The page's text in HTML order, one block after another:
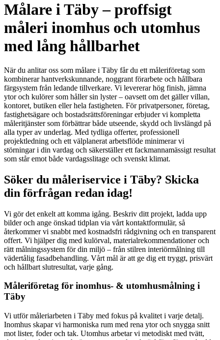
Målare i Täby – proffsigt
måleri inomhus och utomhus
med lång hållbarhet
När du anlitar oss som målare i Täby får du ett måleriföretag som
kombinerar hantverkskunnande, noggrant förarbete och hållbara
färgsystem från ledande tillverkare. Vi levererar hög finish, jämna
ytor och kulörer som håller sin lyster – oavsett om det gäller villan,
kontoret, butiken eller hela fastigheten. För privatpersoner, företag,
fastighetsägare och bostadsrättsföreningar erbjuder vi kompletta
måleritjänster som förbättrar både utseende, skydd och livslängd på
alla typer av underlag. Med tydliga offerter, professionell
projektledning och ett välplanerat arbetsflöde minimerar vi
störningar i din vardag och säkerställer ett fackmannamässigt resultat
som står emot både vardagsslitage och svenskt klimat.
Söker du måleriservice i Täby? Skicka
din förfrågan redan idag!
Vi gör det enkelt att komma igång. Beskriv ditt projekt, ladda upp
bilder och ange önskad tidplan via vårt kontaktformulär, så
återkommer vi snabbt med kostnadsfri rådgivning och en transparent
offert. Vi hjälper dig med kulörval, materialrekommendationer och
rätt målningssystem för din miljö – från stilren interiörmålning till
vädertålig fasadbehandling. Vårt mål är att ge dig ett tryggt, prisvärt
och hållbart slutresultat, varje gång.
Måleriföretag för inomhus- & utomhusmålning i
Täby
Vi utför måleriarbeten i Täby med fokus på kvalitet i varje detalj.
Inomhus skapar vi harmoniska rum med rena ytor och snygga snitt
mot lister, foder och tak. Utomhus arbetar vi metodiskt med tvätt,